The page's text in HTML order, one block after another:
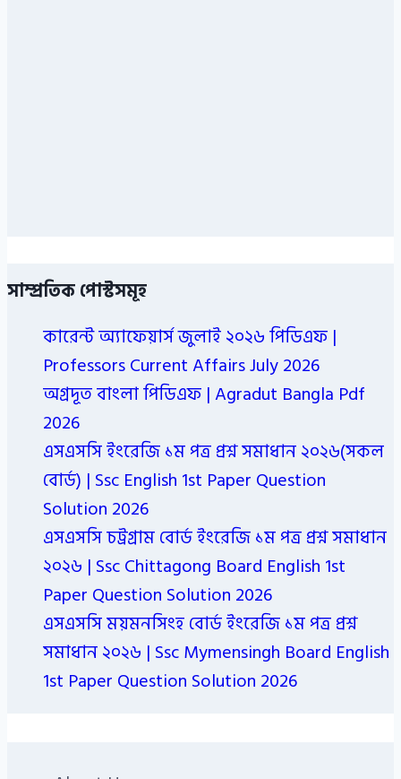
সাম্প্রতিক পোস্টসমূহ
কারেন্ট অ্যাফেয়ার্স জুলাই ২০২৬ পিডিএফ |
Professors Current Affairs July 2026
অগ্রদূত বাংলা পিডিএফ | Agradut Bangla Pdf
2026
এসএসসি ইংরেজি ১ম পত্র প্রশ্ন সমাধান ২০২৬(সকল
বোর্ড) | Ssc English 1st Paper Question
Solution 2026
এসএসসি চট্রগ্রাম বোর্ড ইংরেজি ১ম পত্র প্রশ্ন সমাধান
২০২৬ | Ssc Chittagong Board English 1st
Paper Question Solution 2026
এসএসসি ময়মনসিংহ বোর্ড ইংরেজি ১ম পত্র প্রশ্ন
সমাধান ২০২৬ | Ssc Mymensingh Board English
1st Paper Question Solution 2026